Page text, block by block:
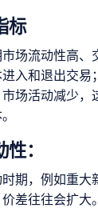
标
场流动性高、
入和退出交易
场活动减少，
：
期，例如重大
差往往会扩大